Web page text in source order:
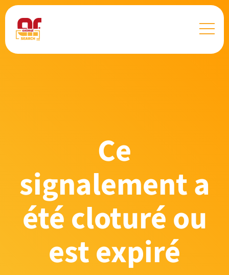
Ce
signalement a
été cloturé ou
est expiré